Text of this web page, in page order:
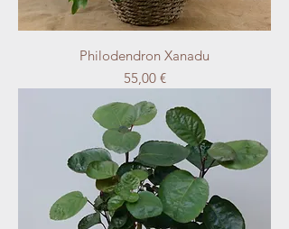
Philodendron Xanadu
Precio
55,00 €